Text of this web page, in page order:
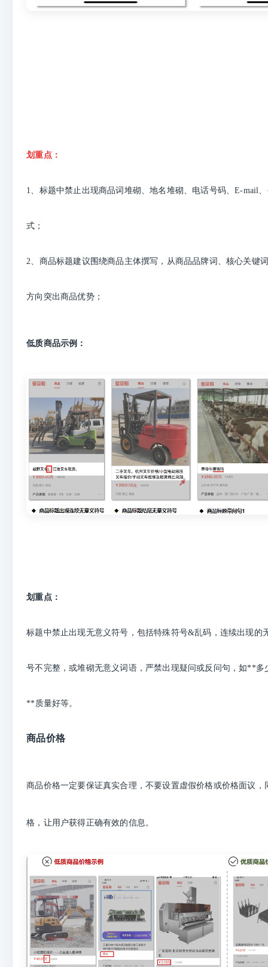
划重点：
1、标题中禁止出现商品词堆砌、地名堆砌、电话号码、E-mail
式；
2、商品标题建议围绕商品主体撰写，从商品品牌词、核心关键
方向突出商品优势；
低质商品示例：
划重点：
标题中禁止出现无意义符号，包括特殊符号&乱码，连续出现的
号不完整，或堆砌无意义词语，严禁出现疑问或反问句，如**
**质量好等。
商品价格
商品价格一定要保证真实合理，不要设置虚假价格或价格面议，
格，让用户获得正确有效的信息。